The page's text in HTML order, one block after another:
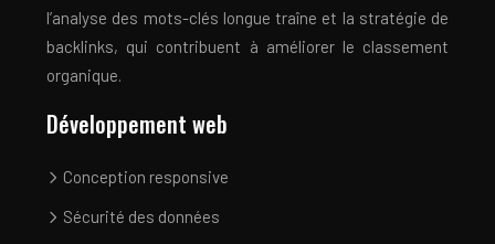
l’analyse des mots-clés longue traîne et la stratégie de
backlinks, qui contribuent à améliorer le classement
organique.
Développement web
Conception responsive
Sécurité des données